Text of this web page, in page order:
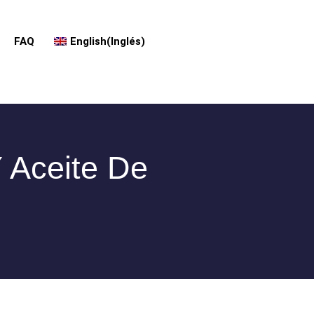
FAQ English(Inglés)
De